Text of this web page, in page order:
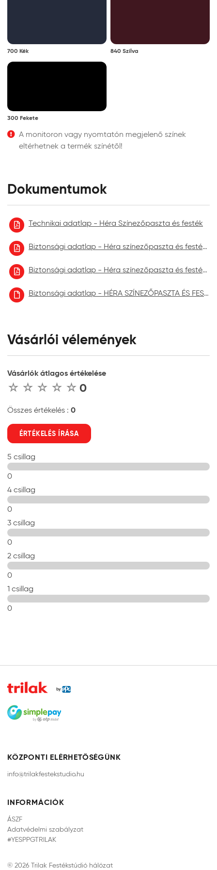
700 Kék 840 Szilva
300 Fekete
A monitoron vagy nyomtatón megjelenő színek
eltérhetnek a termék színétől!
Dokumentumok
Technikai adatlap - Héra Színezőpaszta és festék
Biztonsági adatlap - Héra színezőpaszta és festék 2021.09.
Biztonsági adatlap - Héra színezőpaszta és festék 2022.09.
Biztonsági adatlap - HÉRA SZÍNEZŐPASZTA ÉS FESTÉK aktuális
Vásárlói vélemények
Vásárlók átlagos értékelése
0
Összes értékelés : 0
ÉRTÉKELÉS ÍRÁSA
5 csillag
0
4 csillag
0
3 csillag
0
2 csillag
0
1 csillag
0
KÖZPONTI ELÉRHETŐSÉGÜNK
info@trilakfestekstudio.hu
INFORMÁCIÓK
ÁSZF
Adatvédelmi szabályzat
#YESPPGTRILAK
© 2026 Trilak Festékstúdió hálózat